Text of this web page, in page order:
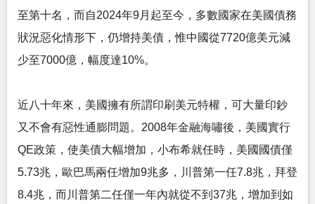
至第十名，而自2024年9月起至今，多數國家在美國債務
狀況惡化情形下，仍增持美債，惟中國從7720億美元減
少至7000億，幅度達10%。
近八十年來，美國擁有所謂印刷美元特權，可大量印鈔
又不會有惡性通膨問題。2008年金融海嘯後，美國實行
QE政策，使美債大幅增加，小布希就任時，美國國債僅
5.73兆，歐巴馬兩任增加9兆多，川普第一任7.8兆，拜登
8.4兆，而川普第二任僅一年內就從不到37兆，增加到如